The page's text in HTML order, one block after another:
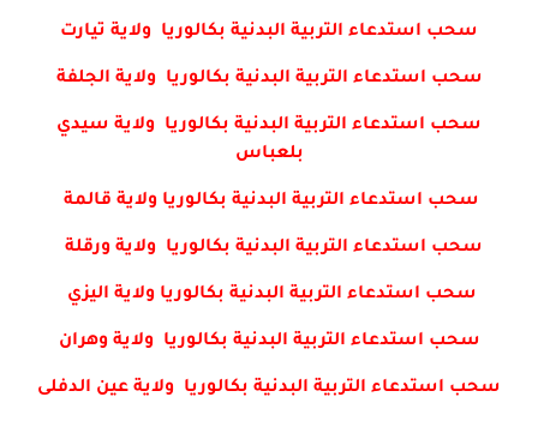
سحب استدعاء التربية البدنية بكالوريا ولاية تيارت
سحب استدعاء التربية البدنية بكالوريا ولاية الجلفة
سحب استدعاء التربية البدنية بكالوريا ولاية سيدي
بلعباس
سحب استدعاء التربية البدنية بكالوريا ولاية قالمة
سحب استدعاء التربية البدنية بكالوريا ولاية ورقلة
سحب استدعاء التربية البدنية بكالوريا ولاية اليزي
سحب استدعاء التربية البدنية بكالوريا ولاية وهران
سحب استدعاء التربية البدنية بكالوريا ولاية عين الدفلى